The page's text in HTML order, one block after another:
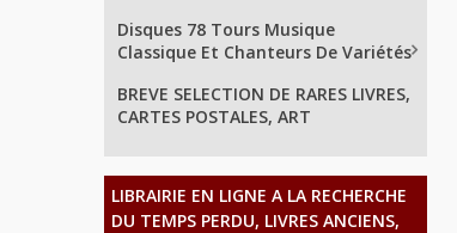
Disques 78 Tours Musique
Classique Et Chanteurs De Variétés
BREVE SELECTION DE RARES LIVRES,
CARTES POSTALES, ART
LIBRAIRIE EN LIGNE A LA RECHERCHE
DU TEMPS PERDU, LIVRES ANCIENS,